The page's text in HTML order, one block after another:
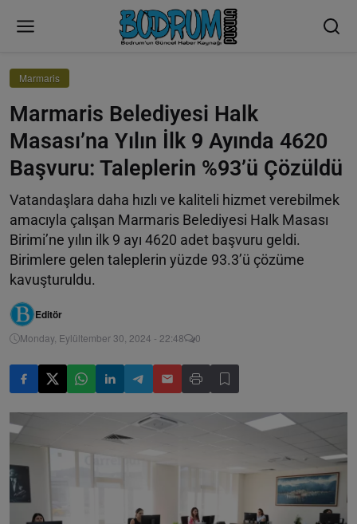
Marmaris
Marmaris Belediyesi Halk
Masası’na Yılın İlk 9 Ayında 4620
Başvuru: Taleplerin %93’ü Çözüldü
Vatandaşlara daha hızlı ve kaliteli hizmet verebilmek
amacıyla çalışan Marmaris Belediyesi Halk Masası
Birimi’ne yılın ilk 9 ayı 4620 adet başvuru geldi.
Birimlere gelen taleplerin yüzde 93.3’ü çözüme
kavuşturuldu.
Editör
Monday, Eylültember 30, 2024 - 22:48 0